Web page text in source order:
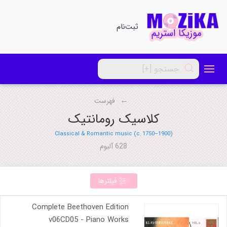
ثبت‌نام
فهرست
کلاسیک رومانتیک
Classical & Romantic music (c. 1750–1900)
628 آلبوم
فیلترها
Complete Beethoven Edition
v06CD05 - Piano Works